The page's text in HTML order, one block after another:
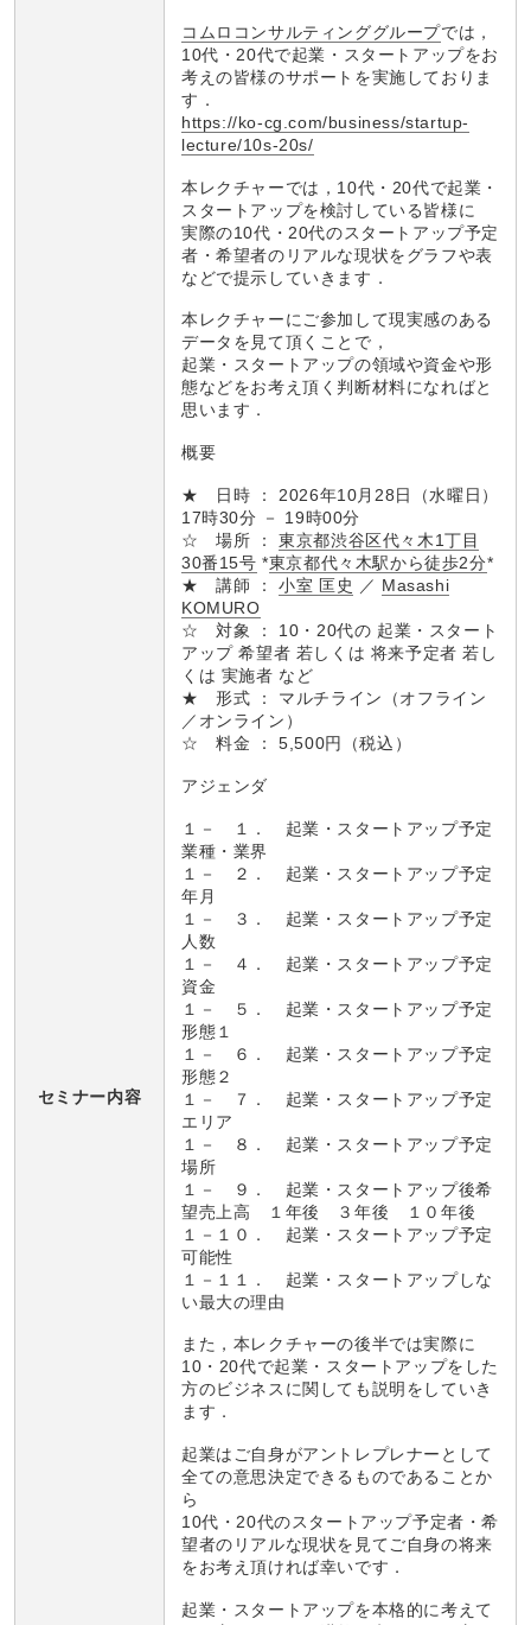
セミナー内容
コムロコンサルティンググループでは，
10代・20代で起業・スタートアップをお
考えの皆様のサポートを実施しておりま
す．
https://ko-cg.com/business/startup-
lecture/10s-20s/
本レクチャーでは，10代・20代で起業・
スタートアップを検討している皆様に
実際の10代・20代のスタートアップ予定
者・希望者のリアルな現状をグラフや表
などで提示していきます．
本レクチャーにご参加して現実感のある
データを見て頂くことで，
起業・スタートアップの領域や資金や形
態などをお考え頂く判断材料になればと
思います．
概要
★ 日時 ： 2026年10月28日（水曜日）
17時30分 － 19時00分
☆ 場所 ：東京都渋谷区代々木1丁目
30番15号 *東京都代々木駅から徒歩2分*
★ 講師 ：小室 匡史 ／ Masashi
KOMURO
☆ 対象 ： 10・20代の 起業・スタート
アップ 希望者 若しくは 将来予定者 若し
くは 実施者 など
★ 形式 ： マルチライン（オフライン
／オンライン）
☆ 料金 ： 5,500円（税込）
アジェンダ
１－ １． 起業・スタートアップ予定
業種・業界
１－ ２． 起業・スタートアップ予定
年月
１－ ３． 起業・スタートアップ予定
人数
１－ ４． 起業・スタートアップ予定
資金
１－ ５． 起業・スタートアップ予定
形態１
１－ ６． 起業・スタートアップ予定
形態２
１－ ７． 起業・スタートアップ予定
エリア
１－ ８． 起業・スタートアップ予定
場所
１－ ９． 起業・スタートアップ後希
望売上高 １年後 ３年後 １０年後
１－１０． 起業・スタートアップ予定
可能性
１－１１． 起業・スタートアップしな
い最大の理由
また，本レクチャーの後半では実際に
10・20代で起業・スタートアップをした
方のビジネスに関しても説明をしていき
ます．
起業はご自身がアントレプレナーとして
全ての意思決定できるものであることか
ら
10代・20代のスタートアップ予定者・希
望者のリアルな現状を見てご自身の将来
をお考え頂ければ幸いです．
起業・スタートアップを本格的に考えて